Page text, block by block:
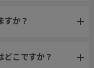
すか？
どこですか？